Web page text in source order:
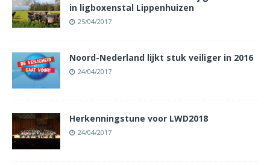
in ligboxenstal Lippenhuizen
25/04/2017
Noord-Nederland lijkt stuk veiliger in 2016
24/04/2017
Herkenningstune voor LWD2018
24/04/2017